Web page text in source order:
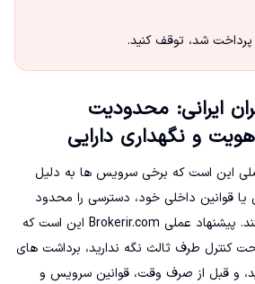
پرداخت شد، توقف کنید.
ایرانی: محدودیت
هویت و نگهداری دارایی
اصلی این است که برخی سرویس ها به دلیل
قوانین داخلی خود، دسترسی را محدود
کنند یا برداشت را دشوار کنند. پیشنهاد عملی Brokerir.com این است که
کنترل طرف ثالث نگه ندارید، برداشت های
و قبل از صرف وقت، قوانین سرویس و